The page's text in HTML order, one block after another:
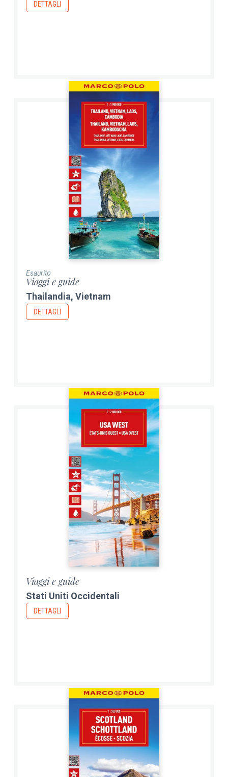
DETTAGLI
Esaurito
Viaggi e guide
Thailandia, Vietnam
DETTAGLI
Viaggi e guide
Stati Uniti Occidentali
DETTAGLI